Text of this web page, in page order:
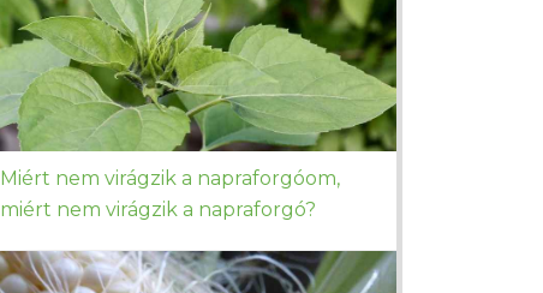
Miért nem virágzik a napraforgóom,
miért nem virágzik a napraforgó?